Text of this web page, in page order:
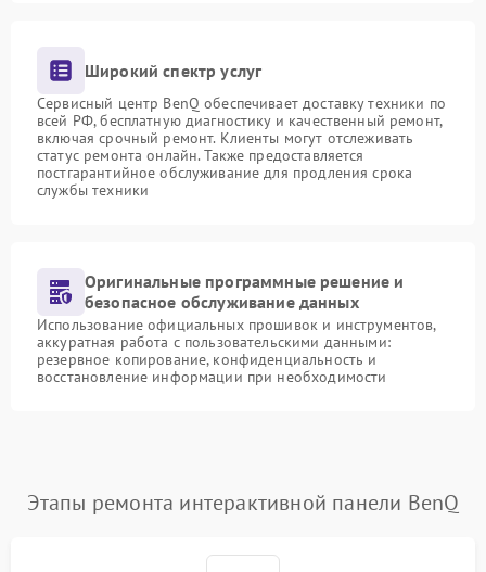
Широкий спектр услуг
Сервисный центр BenQ обеспечивает доставку техники по
всей РФ, бесплатную диагностику и качественный ремонт,
включая срочный ремонт. Клиенты могут отслеживать
статус ремонта онлайн. Также предоставляется
постгарантийное обслуживание для продления срока
службы техники
Оригинальные программные решение и
безопасное обслуживание данных
Использование официальных прошивок и инструментов,
аккуратная работа с пользовательскими данными:
резервное копирование, конфиденциальность и
восстановление информации при необходимости
Этапы ремонта интерактивной панели BenQ